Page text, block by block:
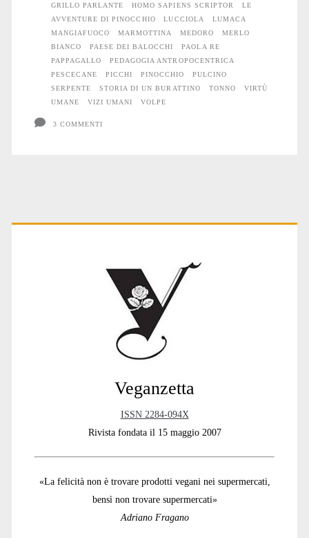
GRILLO PARLANTE
HOMO SAPIENS SCRIPTOR
LE
AVVENTURE DI PINOCCHIO
LUCCIOLA
LUMACA
MANGIAFUOCO
MARMOTTINA MEDORO
MERLO
BIANCO
PAESE DEI BALOCCHI
PAOLA RE
PAPPAGALLO
PEDAGOGIA ANTROPOCENTRICA
PESCECANE
PICCHI PINOCCHIO
PULCINO
SERPENTE
STORIA DI UN BURATTINO TONNO
VIRTÙ
UMANE
VIZI UMANI VOLPE
3 COMMENTI
Primary
Veganzetta
ISSN 2284-094X
Rivista fondata il 15 maggio 2007
«La felicità non è trovare prodotti vegani nei supermercati,
bensì non trovare supermercati»
Adriano Fragano